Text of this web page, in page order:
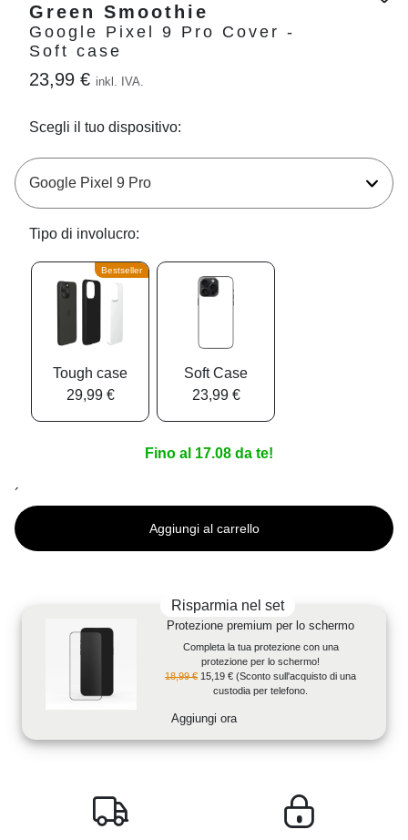
Green Smoothie
Google Pixel 9 Pro Cover -
Soft case
23,99 € inkl. IVA.
Scegli il tuo dispositivo:
Tipo di involucro:
Bestseller
Tough case
29,99 €
Soft Case
23,99 €
Fino al 17.08 da te!
´
Aggiungi al carrello
Risparmia nel set
Protezione premium per lo schermo
Completa la tua protezione con una
protezione per lo schermo!
18,99 € 15,19 € (Sconto sull'acquisto di una
custodia per telefono.
Aggiungi ora